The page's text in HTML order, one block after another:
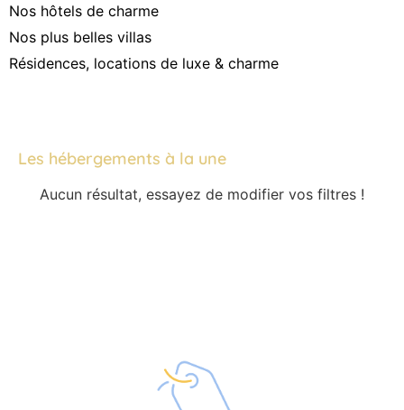
Nos hôtels de charme
Nos plus belles villas
Résidences, locations de luxe & charme
Les hébergements à la une
Aucun résultat, essayez de modifier vos filtres !